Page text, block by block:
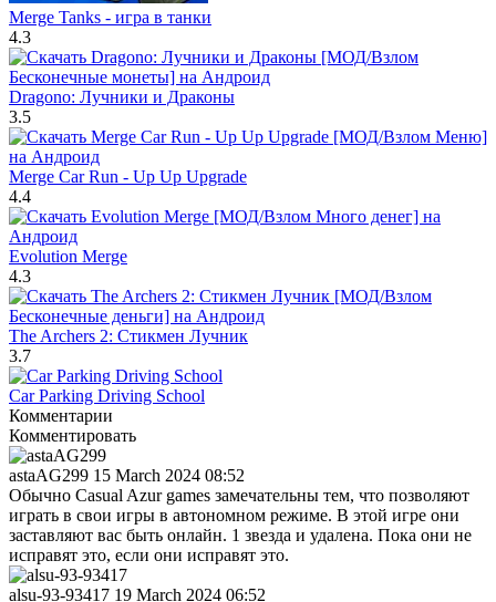
Merge Tanks - игра в танки
4.3
Dragono: Лучники и Драконы
3.5
Merge Car Run - Up Up Upgrade
4.4
Evolution Merge
4.3
The Archers 2: Стикмен Лучник
3.7
Car Parking Driving School
Комментарии
Комментировать
astaAG299 15 March 2024 08:52
Обычно Casual Azur games замечательны тем, что позволяют
играть в свои игры в автономном режиме. В этой игре они
заставляют вас быть онлайн. 1 звезда и удалена. Пока они не
исправят это, если они исправят это.
alsu-93-93417 19 March 2024 06:52